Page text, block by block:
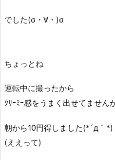
でした(σ・∀・)σ
ちょっとね
運転中に撮ったから
ｸﾘｰﾐｰ感をうまく出せてません
朝から10円得しました(*´д｀*)
(ええって)